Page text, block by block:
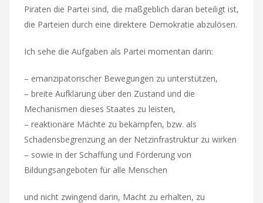
Piraten die Partei sind, die maßgeblich daran beteiligt ist,
die Parteien durch eine direktere Demokratie abzulösen.
Ich sehe die Aufgaben als Partei momentan darin:
– emanzipatorischer Bewegungen zu unterstützen,
– breite Aufklärung über den Zustand und die
Mechanismen dieses Staates zu leisten,
– reaktionäre Mächte zu bekämpfen, bzw. als
Schadensbegrenzung an der Netzinfrastruktur zu wirken
– sowie in der Schaffung und Förderung von
Bildungsangeboten für alle Menschen
und nicht zwingend darin, Macht zu erhalten, zu